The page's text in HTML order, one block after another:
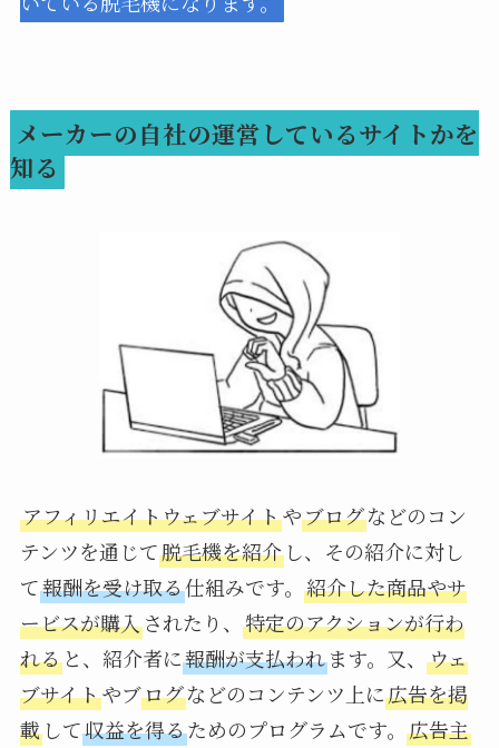
メーカーの自社の運営しているサイトかを
知る
アフィリエイトウェブサイトやブログなどのコン
テンツを通じて脱毛機を紹介し、その紹介に対し
て報酬を受け取る仕組みです。 紹介した商品やサ
ービスが購入されたり、 特定のアクションが行わ
れると、紹介者に報酬が支払われます。又、 ウェ
ブサイトやブログなどのコンテンツ上に広告を掲
載して収益を得るためのプログラムです。 広告主